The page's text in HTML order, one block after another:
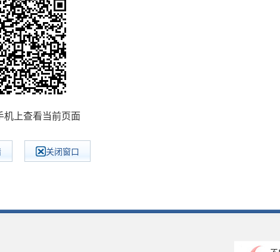
机上查看当前页面
关闭窗口